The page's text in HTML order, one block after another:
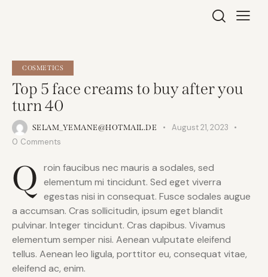
COSMETICS
Top 5 face creams to buy after you
turn 40
SELAM_YEMANE@HOTMAIL.DE
August 21, 2023
0 Comments
Q roin faucibus nec mauris a sodales, sed
elementum mi tincidunt. Sed eget viverra
egestas nisi in consequat. Fusce sodales augue
a accumsan. Cras sollicitudin, ipsum eget blandit
pulvinar. Integer tincidunt. Cras dapibus. Vivamus
elementum semper nisi. Aenean vulputate eleifend
tellus. Aenean leo ligula, porttitor eu, consequat vitae,
eleifend ac, enim.